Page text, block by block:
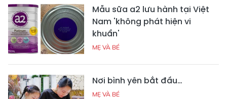
Mẫu sữa a2 lưu hành tại Việt
Nam 'không phát hiện vi
khuẩn'
MẸ VÀ BÉ
Nơi bình yên bắt đầu…
MẸ VÀ BÉ